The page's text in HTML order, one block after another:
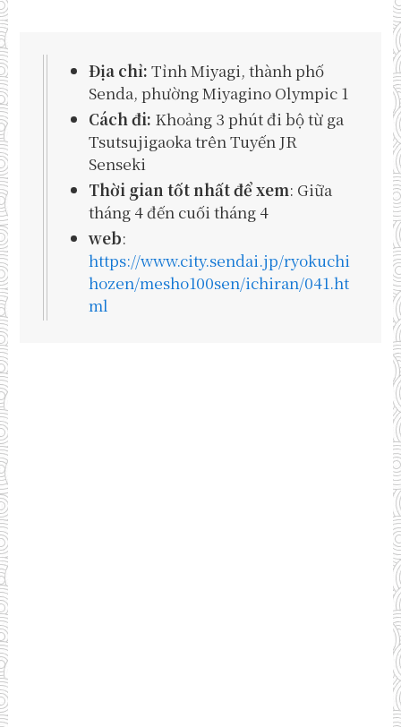
Địa chỉ: Tỉnh Miyagi, thành phố
Senda, phường Miyagino Olympic 1
Cách đi: Khoảng 3 phút đi bộ từ ga
Tsutsujigaoka trên Tuyến JR
Senseki
Thời gian tốt nhất để xem: Giữa
tháng 4 đến cuối tháng 4
web:
https://www.city.sendai.jp/ryokuchi
hozen/mesho100sen/ichiran/041.ht
ml